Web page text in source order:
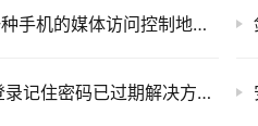
-（Win7系统下usb电压不足不稳
手机MAC地址查询方法(一种手机的媒体访问控制地址查询方法)
Windows7用户长时间未登录记住密码已过期解决方法(图)